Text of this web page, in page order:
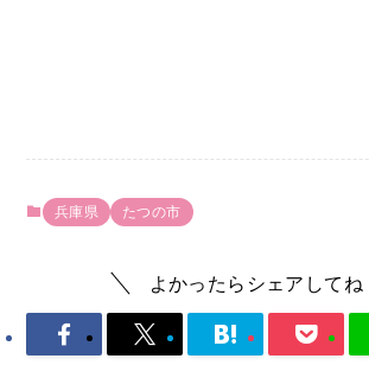
兵庫県 たつの市
よかったらシェアしてね